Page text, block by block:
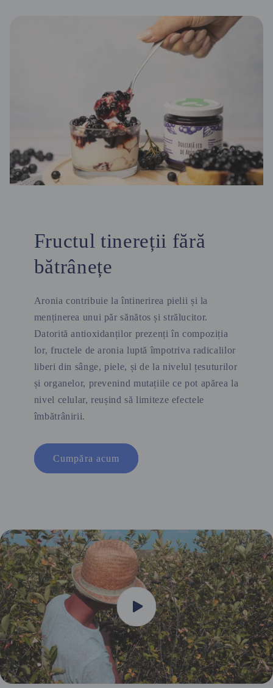
Fructul tinereții fără
bătrânețe
Aronia contribuie la întinerirea pielii și la
menținerea unui păr sănătos și strălucitor.
Datorită antioxidanților prezenți în compoziția
lor, fructele de aronia luptă împotriva radicalilor
liberi din sânge, piele, și de la nivelul țesuturilor
și organelor, prevenind mutațiile ce pot apărea la
nivel celular, reușind să limiteze efectele
îmbătrânirii.
Cumpăra acum